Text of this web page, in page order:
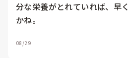
分な栄養がとれていれば、早
かね。
08/29